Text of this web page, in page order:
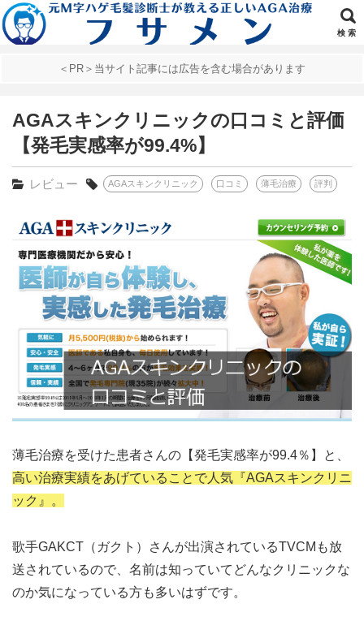
検 索
＜PR＞当サイト記事には広告を含む場合があります
AGAスキンクリニックの口コミと評価
【発毛実感率が99.4%】
レビュー AGAスキンクリニック 口コミ 薄毛治療 評判
薄毛治療を受けた患者さんの【発毛実感率が99.4％】と、
高い治療実績をあげていることで人気『AGAスキンクリニ
ック』。
歌手GAKCT（ガクト）さんが出演されているTVCMも放
送されているので、名前は知っていてどんなクリニックな
のか気になっている方も多いはずです。